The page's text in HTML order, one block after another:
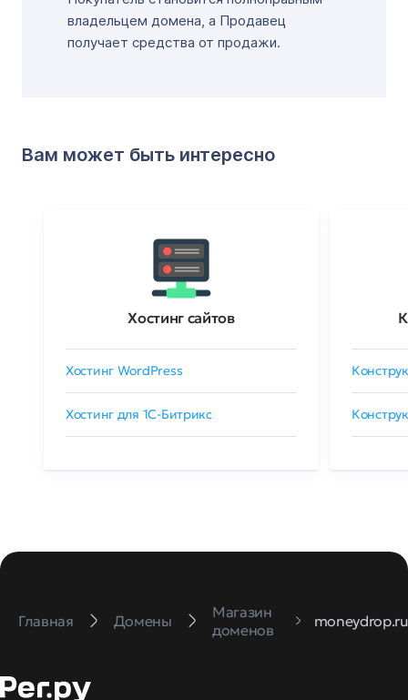
владельцем домена, а Продавец
получает средства от продажи.
Вам может быть интересно
Хостинг сайтов
Хостинг WordPress
Хостинг для 1C-Битрикс
Главная Домены
Магазин
доменов
moneydrop.ru